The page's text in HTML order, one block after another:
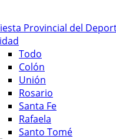
Provincial del
Todo
Colón
Unión
Rosario
Santa Fe
Rafaela
Santo Tomé